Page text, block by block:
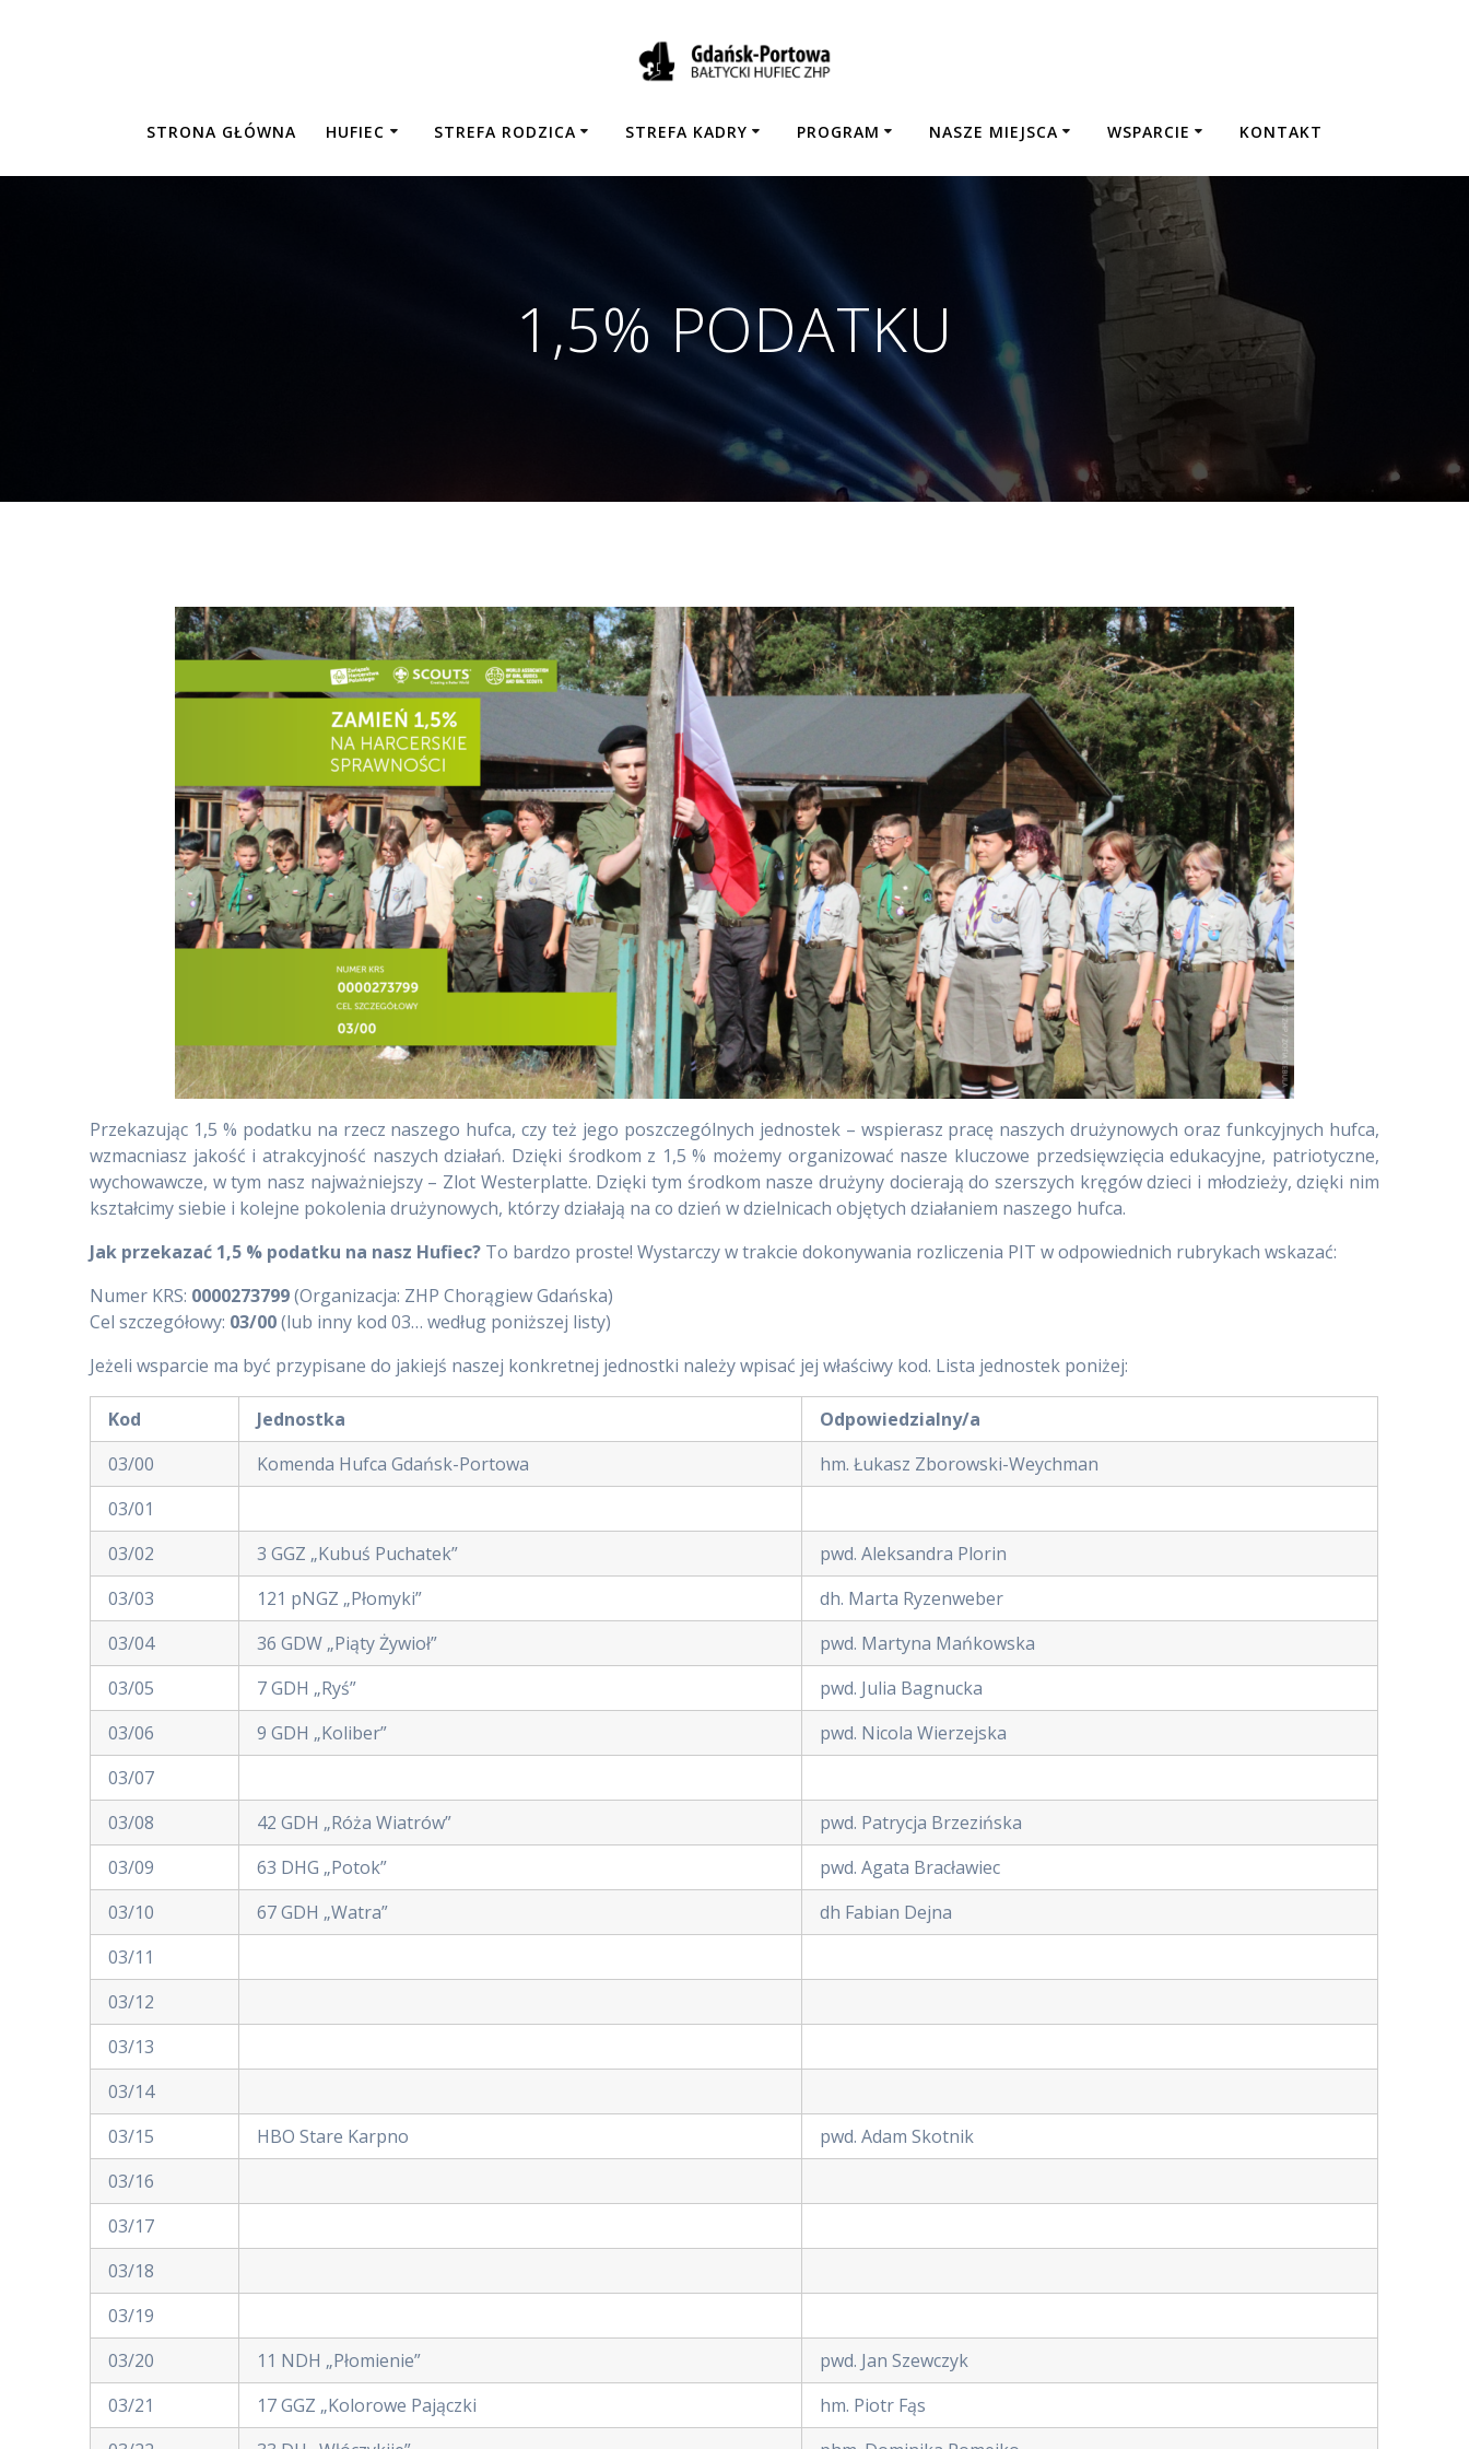
STRONA GŁÓWNA HUFIEC STREFA RODZICA STREFA KADRY PROGRAM NASZE MIEJSCA WSPARCIE KONTAKT
1,5% PODATKU
Przekazując 1,5 % podatku na rzecz naszego hufca, czy też jego poszczególnych jednostek – wspierasz pracę naszych drużynowych oraz funkcyjnych hufca,
wzmacniasz jakość i atrakcyjność naszych działań. Dzięki środkom z 1,5 % możemy organizować nasze kluczowe przedsięwzięcia edukacyjne, patriotyczne,
wychowawcze, w tym nasz najważniejszy – Zlot Westerplatte. Dzięki tym środkom nasze drużyny docierają do szerszych kręgów dzieci i młodzieży, dzięki nim
kształcimy siebie i kolejne pokolenia drużynowych, którzy działają na co dzień w dzielnicach objętych działaniem naszego hufca.
Jak przekazać 1,5 % podatku na nasz Hufiec? To bardzo proste! Wystarczy w trakcie dokonywania rozliczenia PIT w odpowiednich rubrykach wskazać:
Numer KRS: 0000273799(Organizacja: ZHP Chorągiew Gdańska)
Cel szczegółowy: 03/00(lub inny kod 03… według poniższej listy)
Jeżeli wsparcie ma być przypisane do jakiejś naszej konkretnej jednostki należy wpisać jej właściwy kod. Lista jednostek poniżej:
Kod Jednostka
Odpowiedzialny/a
03/00
Komenda Hufca Gdańsk-Portowa
hm. Łukasz Zborowski-Weychman
03/01
03/02
3 GGZ „Kubuś Puchatek”
pwd. Aleksandra Plorin
03/03
121 pNGZ „Płomyki”
dh. Marta Ryzenweber
03/04
36 GDW „Piąty Żywioł”
pwd. Martyna Mańkowska
03/05
7 GDH „Ryś”
pwd. Julia Bagnucka
03/06
9 GDH „Koliber”
pwd. Nicola Wierzejska
03/07
03/08
42 GDH „Róża Wiatrów”
pwd. Patrycja Brzezińska
03/09
63 DHG „Potok”
pwd. Agata Bracławiec
03/10
67 GDH „Watra”
dh Fabian Dejna
03/11
03/12
03/13
03/14
03/15
HBO Stare Karpno
pwd. Adam Skotnik
03/16
03/17
03/18
03/19
03/20
11 NDH „Płomienie”
pwd. Jan Szewczyk
03/21
17 GGZ „Kolorowe Pajączki
hm. Piotr Fąs